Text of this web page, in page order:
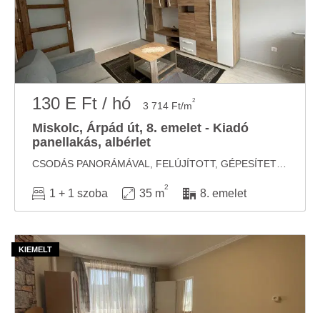
130 E Ft / hó 3 714 Ft/m2
Miskolc, Árpád út, 8. emelet - Kiadó
panellakás, albérlet
1 + 1 szoba 35 m
2
8. emelet